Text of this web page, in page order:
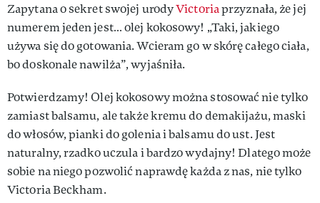
Zapytana o sekret swojej urodyVictoriaprzyznała, że jej
numerem jeden jest… olej kokosowy! „Taki, jakiego
używa się do gotowania. Wcieram go w skórę całego ciała,
bo doskonale nawilża”, wyjaśniła.
Potwierdzamy! Olej kokosowy można stosować nie tylko
zamiast balsamu, ale także kremu do demakijażu, maski
do włosów, pianki do golenia i balsamu do ust. Jest
naturalny, rzadko uczula i bardzo wydajny! Dlatego może
sobie na niego pozwolić naprawdę każda z nas, nie tylko
Victoria Beckham.